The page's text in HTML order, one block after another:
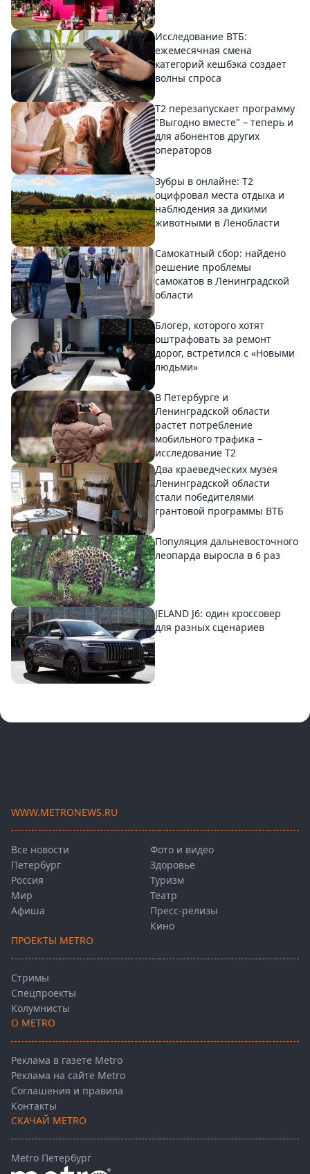
Исследование ВТБ:
ежемесячная смена
категорий кешбэка создает
волны спроса
Т2 перезапускает программу
"Выгодно вместе" – теперь и
для абонентов других
операторов
Зубры в онлайне: Т2
оцифровал места отдыха и
наблюдения за дикими
животными в Ленобласти
Самокатный сбор: найдено
решение проблемы
самокатов в Ленинградской
области
Блогер, которого хотят
оштрафовать за ремонт
дорог, встретился с «Новыми
людьми»
В Петербурге и
Ленинградской области
растет потребление
мобильного трафика –
исследование T2
Два краеведческих музея
Ленинградской области
стали победителями
грантовой программы ВТБ
Популяция дальневосточного
леопарда выросла в 6 раз
JELAND J6: один кроссовер
для разных сценариев
WWW.METRONEWS.RU
Все новости
Петербург
Россия
Мир
Афиша
Фото и видео
Здоровье
Туризм
Театр
Пресс-релизы
Кино
ПРОЕКТЫ METRO
Стримы
Спецпроекты
Колумнисты
О METRO
Реклама в газете Metro
Реклама на сайте Metro
Соглашения и правила
Контакты
СКАЧАЙ METRO
Metro Петербург